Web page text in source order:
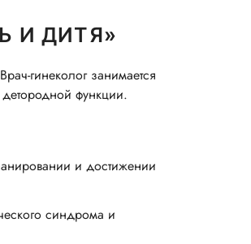
И ДИТЯ»
гинеколог занимается
функции.
и достижении
синдрома и